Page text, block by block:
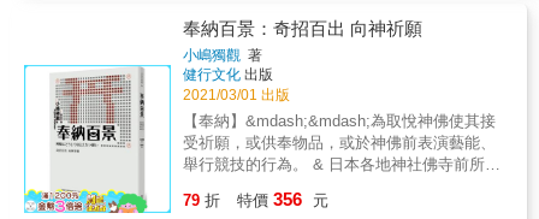
朵，甚至在裝香用的香合上也費一番功夫。 ˙茶
送上來之前是點心，先吃下甜甜的點心後再喝
茶，更加凸顯茶的韻味。 ˙茶端上來時，須將兩
手併攏向奉茶的人致意，接著以右手端起茶
碗，左手捧在碗底，表現出恭敬的態度。將茶
碗以順時針方向轉兩圈後飲用，飲畢用大拇指
與食指擦拭一下茶碗的就口處，接著再以逆時
針方向轉兩圈回去。 ˙主人必須將茶碗的正面朝
向客人。為了避免嘴部碰觸到重要的正面，在
風俗、信仰、小兒遊戲與街頭表演的詞條解
釋，大河劇關鍵字一點即通。
而在江戶時代大為流行。 浮世繪除了是美術品
之外，也是非常重要的歷史研究資料， 瀏覽浮
世繪會發現，內容有誇張有偏頗，外加幾許玩
心， 卻也能從中看出「物質雖不富庶，但過得
和平又幸福的人們」所居住的江戶風貌。 本書
透過牧野先生這位經驗老到的行家， 如數家珍
地娓娓道出隱藏於畫作中的各種隱喻與時事
哏， 帶領讀者穿越時空走進浮世繪的世界一探
究竟， 讓大家藉此多了解江戶時代的平民生
奉納百景：奇招百出 向神祈願
小嶋獨觀 著
健行文化 出版
2021/03/01 出版
【奉納】&mdash;&mdash;為取悅神佛使其接
受祈願，或供奉物品，或於神佛前表演藝能、
舉行競技的行為。 & 日本各地神社佛寺前所未
遇） 女性頭髮（疾病治癒） 新娘人偶（獻給早
79 折 特價 356 元